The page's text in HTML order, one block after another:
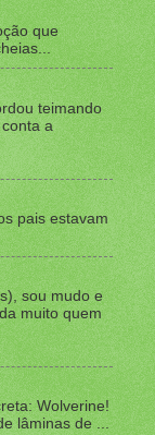
que
teimando
a
pais estavam
sou mudo e
muito quem
Wolverine!
lâminas de ...